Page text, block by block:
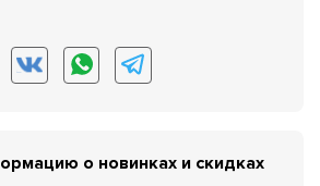
о новинках и скидках